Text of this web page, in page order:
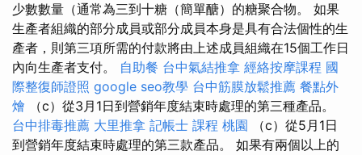
少數數量（通常為三到十糖（簡單醣）的糖聚合物。 如果
生產者組織的部分成員或部分成員本身是具有合法個性的生
產者，則第三項所需的付款將由上述成員組織在15個工作日
內向生產者支付。 自助餐 台中氣結推拿 經絡按摩課程 國
際整復師證照 google seo教學 台中筋膜放鬆推薦 餐點外
燴 （c）從3月1日到營銷年度結束時處理的第三種產品。
台中排毒推薦 大里推拿 記帳士 課程 桃園 （c）從5月1日
到營銷年度結束時處理的第三款產品。 如果有兩個以上的